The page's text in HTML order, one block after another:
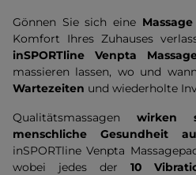
Gönnen Sie sich eine
Komfort Ihres Zuhauses
inSPORTline Venpta
massieren lassen, wo und
Wartezeiten und wiederholte
Qualitätsmassagen wirken
menschliche Gesundheit
inSPORTline Venpta
wobei jedes der 10